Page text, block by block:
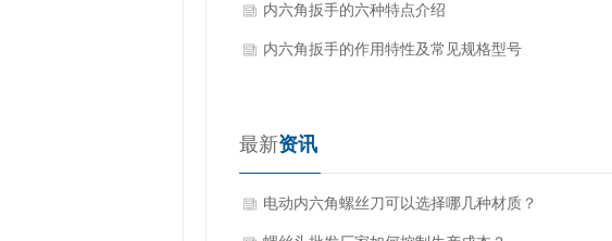
内六角扳手的六种特点介绍
内六角扳手的作用特性及常见规格型号
最新资讯
电动内六角螺丝刀可以选择哪几种材质？